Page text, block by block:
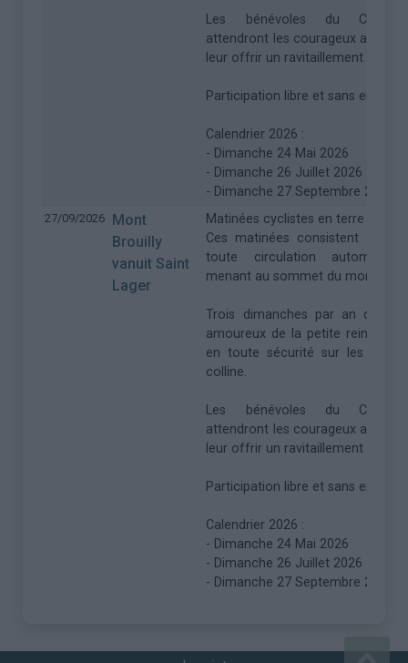
Les bénévoles du CT
attendront les courageux au
leur offrir un ravitaillement bien
Participation libre et sans
Calendrier 2026 :
- Dimanche 24 Mai 2026
- Dimanche 26 Juillet 2026
- Dimanche 27 Septembre 2026
27/09/2026 Mont
Brouilly
vanuit Saint
Lager
Matinées cyclistes en terre des
Ces matinées consistent à
toute circulation
menant au sommet du mont
Trois dimanches par an de 7h
amoureux de la petite reine
en toute sécurité sur les
colline.
Les bénévoles du CT
attendront les courageux au
leur offrir un ravitaillement bien
Participation libre et sans
Calendrier 2026 :
- Dimanche 24 Mai 2026
- Dimanche 26 Juillet 2026
- Dimanche 27 Septembre 2026